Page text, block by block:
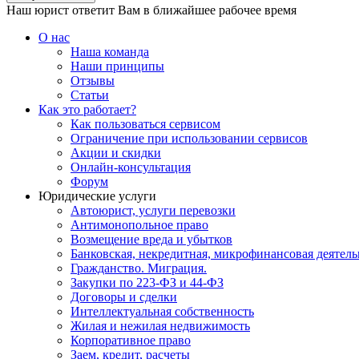
Наш юрист ответит Вам в ближайшее рабочее время
О нас
Наша команда
Наши принципы
Отзывы
Статьи
Как это работает?
Как пользоваться сервисом
Ограничение при использовании сервисов
Акции и скидки
Онлайн-консультация
Форум
Юридические услуги
Автоюрист, услуги перевозки
Антимонопольное право
Возмещение вреда и убытков
Банковская, некредитная, микрофинансовая
Гражданство. Миграция.
Закупки по 223-ФЗ и 44-ФЗ
Договоры и сделки
Интеллектуальная собственность
Жилая и нежилая недвижимость
Корпоративное право
Заем, кредит, расчеты